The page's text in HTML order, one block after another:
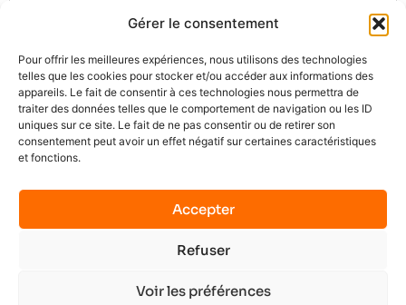
Gérer le consentement
Pour offrir les meilleures expériences, nous utilisons des technologies
telles que les cookies pour stocker et/ou accéder aux informations des
appareils. Le fait de consentir à ces technologies nous permettra de
traiter des données telles que le comportement de navigation ou les ID
uniques sur ce site. Le fait de ne pas consentir ou de retirer son
consentement peut avoir un effet négatif sur certaines caractéristiques
et fonctions.
Accepter
Refuser
Voir les préférences
Nous trouver
3 Rue de la Pie 1 er étage,
76000 Rouen
No data was found
Terms of ServicePrivacy PolicyPlan du site